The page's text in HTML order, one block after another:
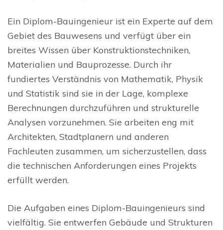
Ein Diplom-Bauingenieur ist ein Experte auf dem
Gebiet des Bauwesens und verfügt über ein
breites Wissen über Konstruktionstechniken,
Materialien und Bauprozesse. Durch ihr
fundiertes Verständnis von Mathematik, Physik
und Statistik sind sie in der Lage, komplexe
Berechnungen durchzuführen und strukturelle
Analysen vorzunehmen. Sie arbeiten eng mit
Architekten, Stadtplanern und anderen
Fachleuten zusammen, um sicherzustellen, dass
die technischen Anforderungen eines Projekts
erfüllt werden.
Die Aufgaben eines Diplom-Bauingenieurs sind
vielfältig. Sie entwerfen Gebäude und Strukturen